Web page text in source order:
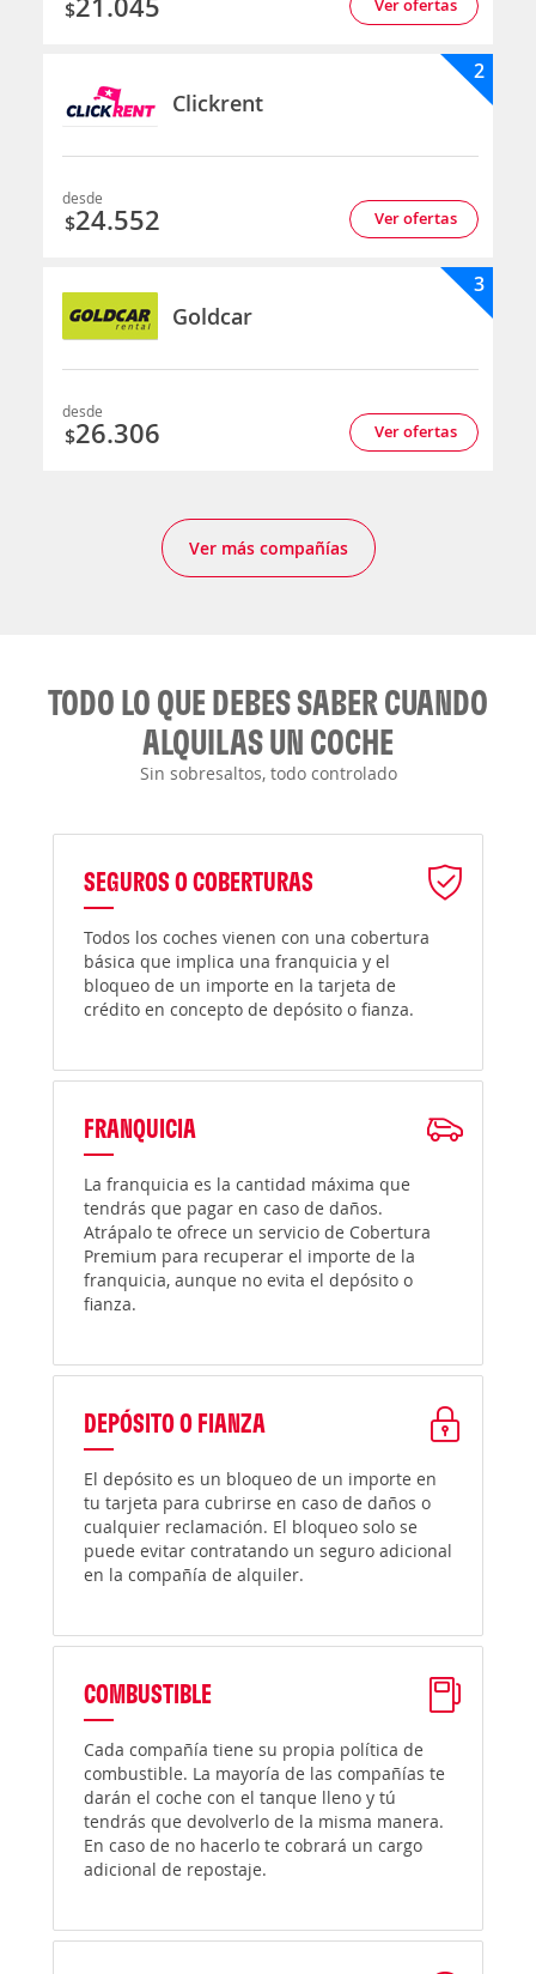
$21.045 Ver ofertas
Clickrent
2
desde
$24.552 Ver ofertas
Goldcar
3
desde
$26.306 Ver ofertas
Ver más compañías
TODO LO QUE DEBES SABER CUANDO
ALQUILAS UN COCHE
Sin sobresaltos, todo controlado
SEGUROS O COBERTURAS
Todos los coches vienen con una cobertura
básica que implica una franquicia y el
bloqueo de un importe en la tarjeta de
crédito en concepto de depósito o fianza.
FRANQUICIA
La franquicia es la cantidad máxima que
tendrás que pagar en caso de daños.
Atrápalo te ofrece un servicio de Cobertura
Premium para recuperar el importe de la
franquicia, aunque no evita el depósito o
fianza.
DEPÓSITO O FIANZA
El depósito es un bloqueo de un importe en
tu tarjeta para cubrirse en caso de daños o
cualquier reclamación. El bloqueo solo se
puede evitar contratando un seguro adicional
en la compañía de alquiler.
COMBUSTIBLE
Cada compañía tiene su propia política de
combustible. La mayoría de las compañías te
darán el coche con el tanque lleno y tú
tendrás que devolverlo de la misma manera.
En caso de no hacerlo te cobrará un cargo
adicional de repostaje.